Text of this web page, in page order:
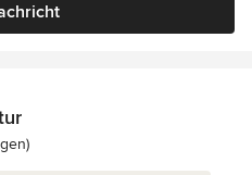
von 5 Sternen